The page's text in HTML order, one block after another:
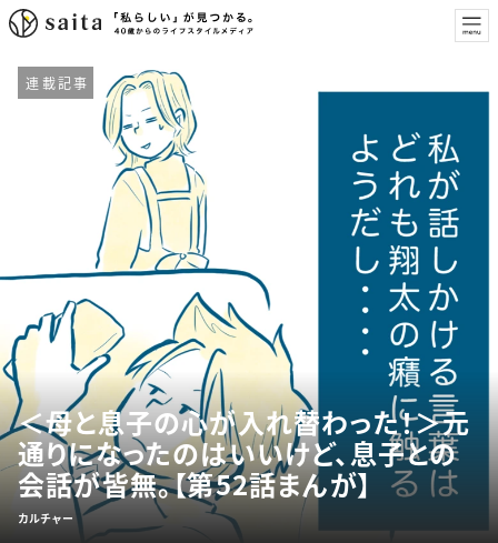
連載記事
＜母と息子の心が入れ替わった！＞元
通りになったのはいいけど、息子との
会話が皆無。【第52話まんが】
カルチャー